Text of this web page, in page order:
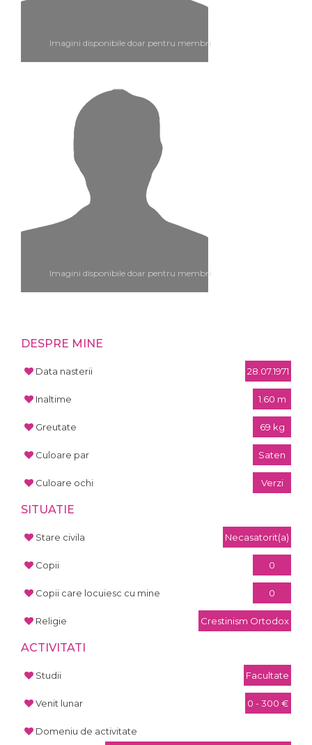
Imagini disponibile doar pentru membri
Imagini disponibile doar pentru membri
DESPRE MINE
Data nasterii 28.07.1971
Inaltime 1.60 m
Greutate 69 kg
Culoare par Saten
Culoare ochi Verzi
SITUATIE
Stare civila Necasatorit(a)
Copii 0
Copii care locuiesc cu mine 0
Religie Crestinism Ortodox
ACTIVITATI
Studii Facultate
Venit lunar 0 - 300 €
Domeniu de activitate